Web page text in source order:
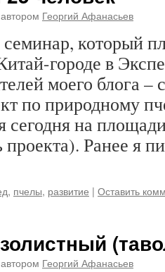
автором Георгий Афанасьев
который
городе в
моего блога –
по природному
сегодня на
проекта). Ранее я
, пчелы, развитие | Оставить
автором Георгий Афанасьев